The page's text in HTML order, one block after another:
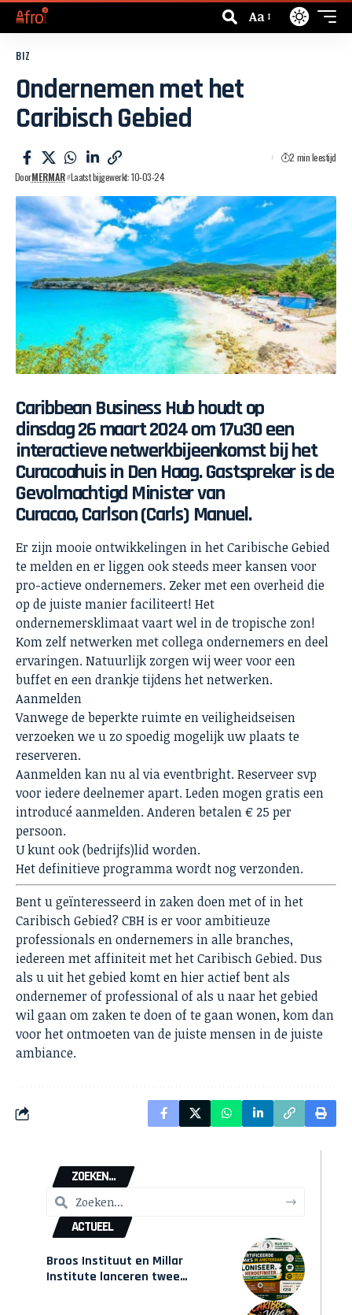
Aa
BIZ
Ondernemen met het
Caribisch Gebied
DoorMERMAR Laatst bijgewerkt: 10-03-24
2 min leestijd
Caribbean Business Hub houdt op
dinsdag 26 maart 2024 om 17u30 een
interactieve netwerkbijeenkomst bij het
Curacoahuis in Den Haag. Gastspreker is de
Gevolmachtigd Minister van
Curacao,Carlson (Carls) Manuel.
Er zijn mooie ontwikkelingen in het Caribische Gebied
te melden en er liggen ook steeds meer kansen voor
pro-actieve ondernemers. Zeker met een overheid die
op de juiste manier faciliteert! Het
ondernemersklimaat vaart wel in de tropische zon!
Kom zelf netwerken met collega ondernemers en deel
ervaringen. Natuurlijk zorgen wij weer voor een
buffet en een drankje tijdens het netwerken.
Aanmelden
Vanwege de beperkte ruimte en veiligheidseisen
verzoeken we u zo spoedig mogelijk uw plaats te
reserveren.
Aanmelden kan nu alvia eventbright. Reserveer svp
voor iedere deelnemer apart. Leden mogen gratis een
introducé aanmelden. Anderen betalen € 25 per
persoon.
U kunt ook (bedrijfs)lid worden.
Het definitieve programma wordt nog verzonden.
Bent u geïnteresseerd in zaken doen met of in het
Caribisch Gebied? CBH is er voor ambitieuze
professionals en ondernemers in alle branches,
iedereen met affiniteit met het Caribisch Gebied. Dus
als u uit het gebied komt en hier actief bent als
ondernemer of professional of als u naar het gebied
wil gaan om zaken te doen of te gaan wonen, kom dan
voor het ontmoeten van de juiste mensen in de juiste
ambiance.
ZOEKEN...
ACTUEEL
Broos Instituut en Millar
Institute lanceren twee